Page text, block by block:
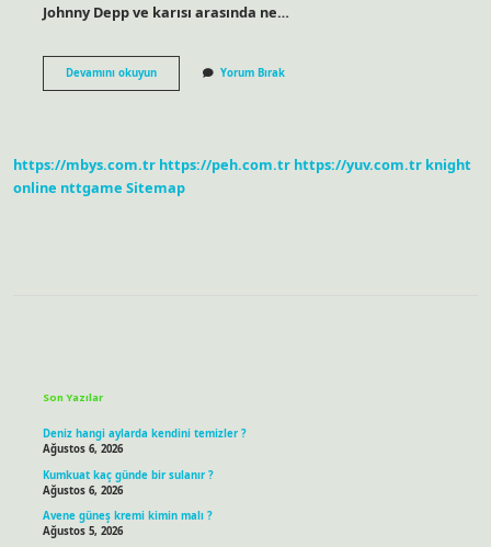
Johnny Depp ve karısı arasında ne…
Devamını okuyunAmber
Ne
Yorum Bırak
https://mbys.com.tr https://peh.com.tr https://yuv.com.tr knight
online nttgame Sitemap
Son Yazılar
Deniz hangi aylarda kendini temizler ?
Ağustos 6, 2026
Kumkuat kaç günde bir sulanır ?
Ağustos 6, 2026
Avene güneş kremi kimin malı ?
Ağustos 5, 2026